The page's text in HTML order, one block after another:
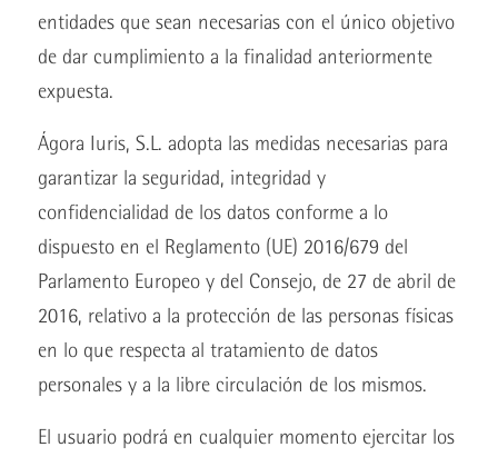
entidades que sean necesarias con el único objetivo
de dar cumplimiento a la finalidad anteriormente
expuesta.
Ágora Iuris, S.L. adopta las medidas necesarias para
garantizar la seguridad, integridad y
confidencialidad de los datos conforme a lo
dispuesto en el Reglamento (UE) 2016/679 del
Parlamento Europeo y del Consejo, de 27 de abril de
2016, relativo a la protección de las personas físicas
en lo que respecta al tratamiento de datos
personales y a la libre circulación de los mismos.
El usuario podrá en cualquier momento ejercitar los